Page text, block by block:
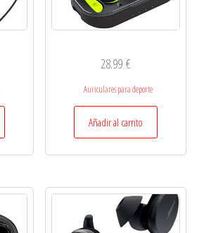
28.99€
Auriculares para deporte
Añadir al carrito